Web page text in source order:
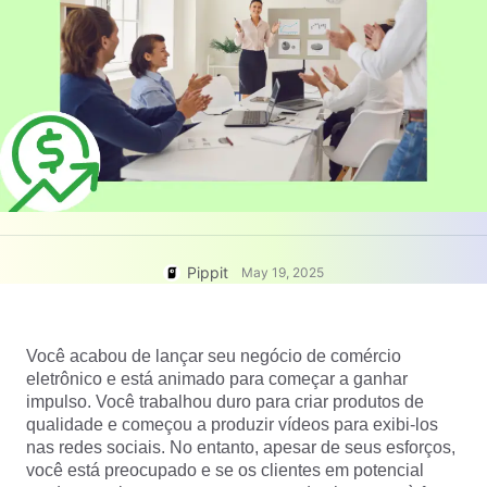
Editar agora
Imagens de produtos de IA
Avatares e vozes de IA
Central de ajuda
Conta de usuário
Gerenciamento de recursos
Publicação e análise
Imagens de produtos
Solução de vídeo com apenas
um clique
7 Ideias Promocionais Poster
Dicas de negócios
IA Posters de produtos
Os 5 melhores tipos de vídeos
de negócios
IA do Produto
impulsionar as vendas
Guia de publicidade em vídeo
do TikTok
Como cortar vídeos do
YouTube
Como cortar um vídeo para
Pippit May 19, 2025
Você acabou de lançar seu negócio de comércio
eletrônico e está animado para começar a ganhar
impulso. Você trabalhou duro para criar produtos de
qualidade e começou a produzir vídeos para exibi-los
nas redes sociais. No entanto, apesar de seus esforços,
você está preocupado e se os clientes em potencial